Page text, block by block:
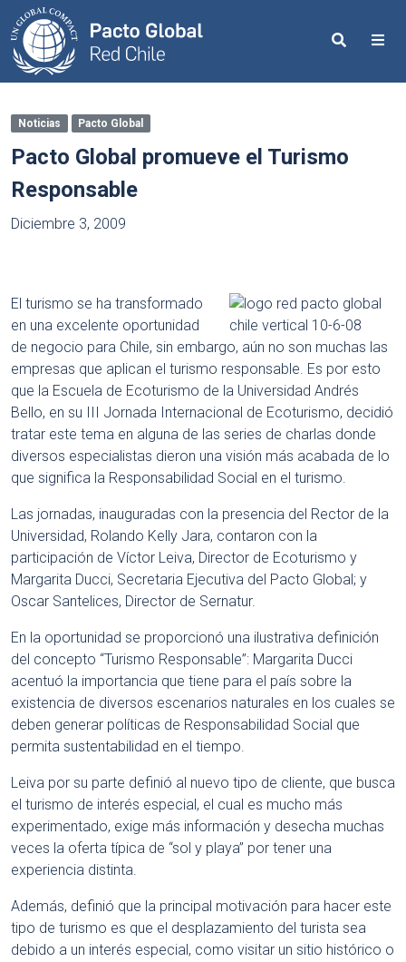
Search
Noticias Pacto Global
Pacto Global promueve el Turismo
Responsable
Diciembre 3, 2009
El turismo se ha transformado
en una excelente oportunidad
de negocio para Chile, sin embargo, aún no son muchas las
empresas que aplican el turismo responsable. Es por esto
que la Escuela de Ecoturismo de la Universidad Andrés
Bello, en su III Jornada Internacional de Ecoturismo, decidió
tratar este tema en alguna de las series de charlas donde
diversos especialistas dieron una visión más acabada de lo
que significa la Responsabilidad Social en el turismo.
Las jornadas, inauguradas con la presencia del Rector de la
Universidad, Rolando Kelly Jara, contaron con la
participación de Víctor Leiva, Director de Ecoturismo y
Margarita Ducci, Secretaria Ejecutiva del Pacto Global; y
Oscar Santelices, Director de Sernatur.
En la oportunidad se proporcionó una ilustrativa definición
del concepto “Turismo Responsable”: Margarita Ducci
acentuó la importancia que tiene para el país sobre la
existencia de diversos escenarios naturales en los cuales se
deben generar políticas de Responsabilidad Social que
permita sustentabilidad en el tiempo.
Leiva por su parte definió al nuevo tipo de cliente, que busca
el turismo de interés especial, el cual es mucho más
experimentado, exige más información y desecha muchas
veces la oferta típica de “sol y playa” por tener una
experiencia distinta.
Además, definió que la principal motivación para hacer este
tipo de turismo es que el desplazamiento del turista sea
debido a un interés especial, como visitar un sitio histórico o